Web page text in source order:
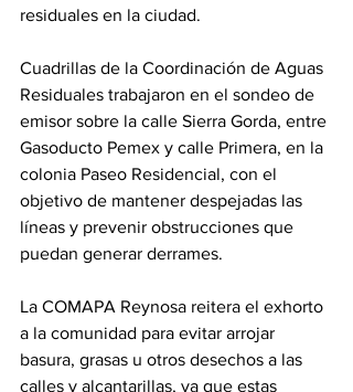
residuales en la ciudad.
Cuadrillas de la Coordinación de Aguas
Residuales trabajaron en el sondeo de
emisor sobre la calle Sierra Gorda, entre
Gasoducto Pemex y calle Primera, en la
colonia Paseo Residencial, con el
objetivo de mantener despejadas las
líneas y prevenir obstrucciones que
puedan generar derrames.
La COMAPA Reynosa reitera el exhorto
a la comunidad para evitar arrojar
basura, grasas u otros desechos a las
calles y alcantarillas, ya que estas